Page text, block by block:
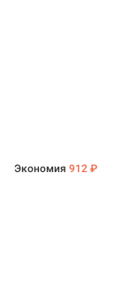
Экономия 912 ₽